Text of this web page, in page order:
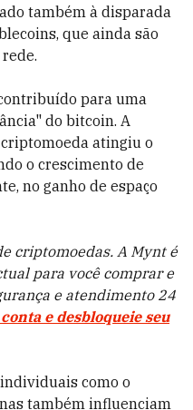
também à disparada
que ainda são
para uma
do bitcoin. A
atingiu o
o crescimento de
no ganho de espaço
criptomoedas. A Mynt é
para você comprar e
e atendimento 24
e desbloqueie seu
como o
também influenciam